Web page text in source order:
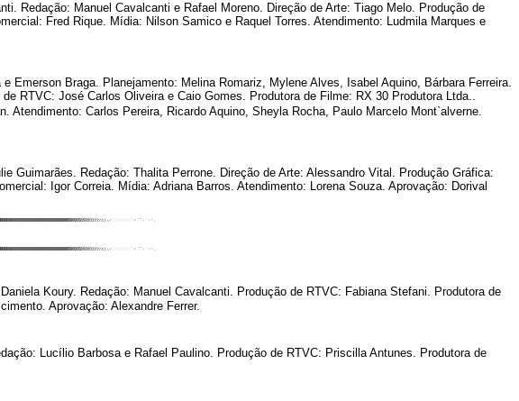
Redação: Manuel Cavalcanti e Rafael Moreno. Direção de Arte: Tiago Melo. Produção de
Fred Rique. Mídia: Nilson Samico e Raquel Torres. Atendimento: Ludmila Marques e
Braga. Planejamento: Melina Romariz, Mylene Alves, Isabel Aquino, Bárbara Ferreira.
RTVC: José Carlos Oliveira e Caio Gomes. Produtora de Filme: RX 30 Produtora Ltda..
Carlos Pereira, Ricardo Aquino, Sheyla Rocha, Paulo Marcelo Mont`alverne.
Guimarães. Redação: Thalita Perrone. Direção de Arte: Alessandro Vital. Produção Gráfica:
Igor Correia. Mídia: Adriana Barros. Atendimento: Lorena Souza. Aprovação: Dorival
Koury. Redação: Manuel Cavalcanti. Produção de RTVC: Fabiana Stefani. Produtora de
Aprovação: Alexandre Ferrer.
Lucílio Barbosa e Rafael Paulino. Produção de RTVC: Priscilla Antunes. Produtora de